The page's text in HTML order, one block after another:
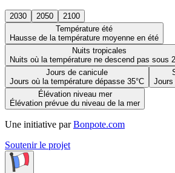
2030 2050
2100
Température été
Hausse de la température moyenne en été
Nuits tropicales
Nuits où la température ne descend pas sous
Jours de canicule
Jours où la température dépasse 35°C
Élévation niveau mer
Élévation prévue du niveau de la mer
Une initiative par Bonpote.com
Soutenir le projet